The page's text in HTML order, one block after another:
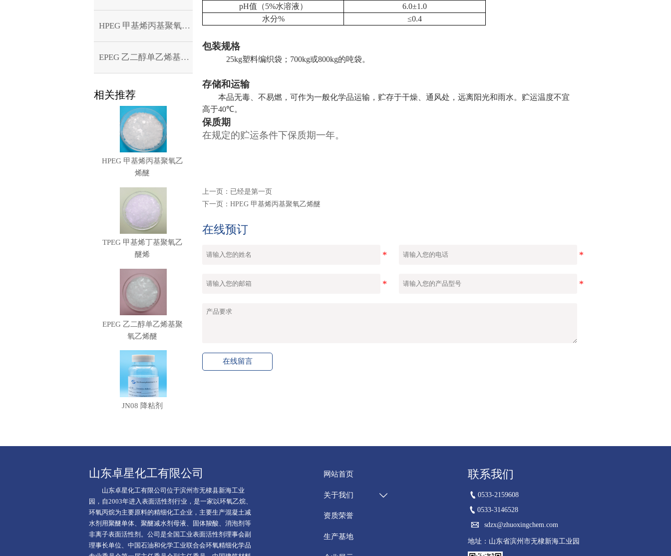
HPEG 甲基烯丙基聚氧乙烯醚
EPEG 乙二醇单乙烯基聚氧乙烯醚
相关推荐
HPEG 甲基烯丙基聚氧乙
烯醚
TPEG 甲基烯丁基聚氧乙
醚烯
EPEG 乙二醇单乙烯基聚
氧乙烯醚
JN08 降粘剂
pH值（5%水溶液） 6.0±1 .0
水分% ≤0.4
包装规格
25kg塑料编织袋； 700kg或800kg的吨袋。
存储和运输
本品无毒、不易燃，可作为一般化学品运输，贮存于干燥、通风处，远离阳光和雨水。贮运温度不宜
高于40℃。
保质期
在规定的贮运条件下保质期一年。
上一页：已经是第一页
下一页：HPEG 甲基烯丙基聚氧乙烯醚
在线预订
在线留言
山东卓星化工有限公司
山东卓星化工有限公司位于滨州市无棣县新海工业
园，自2003年进入表面活性剂行业，是一家以环氧乙烷、
环氧丙烷为主要原料的精细化工企业，主要生产混凝土减
水剂用聚醚单体、聚醚减水剂母液、固体羧酸、消泡剂等
非离子表面活性剂。公司是全国工业表面活性剂理事会副
理事长单位、中国石油和化学工业联合会环氧精细化学品
网站首页
关于我们 
资质荣誉
生产基地
联系我们
 0533-2159608
0533-3146528
 sdzx@zhuoxingchem.com
地址：山东省滨州市无棣新海工业园